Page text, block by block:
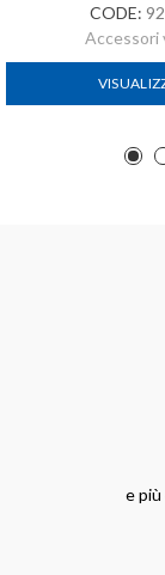
CODE:
Accessori
e